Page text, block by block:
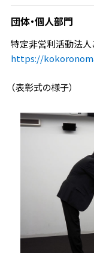
団体・個人部門
特定非営利活動法人
https://
（表彰式の様子）